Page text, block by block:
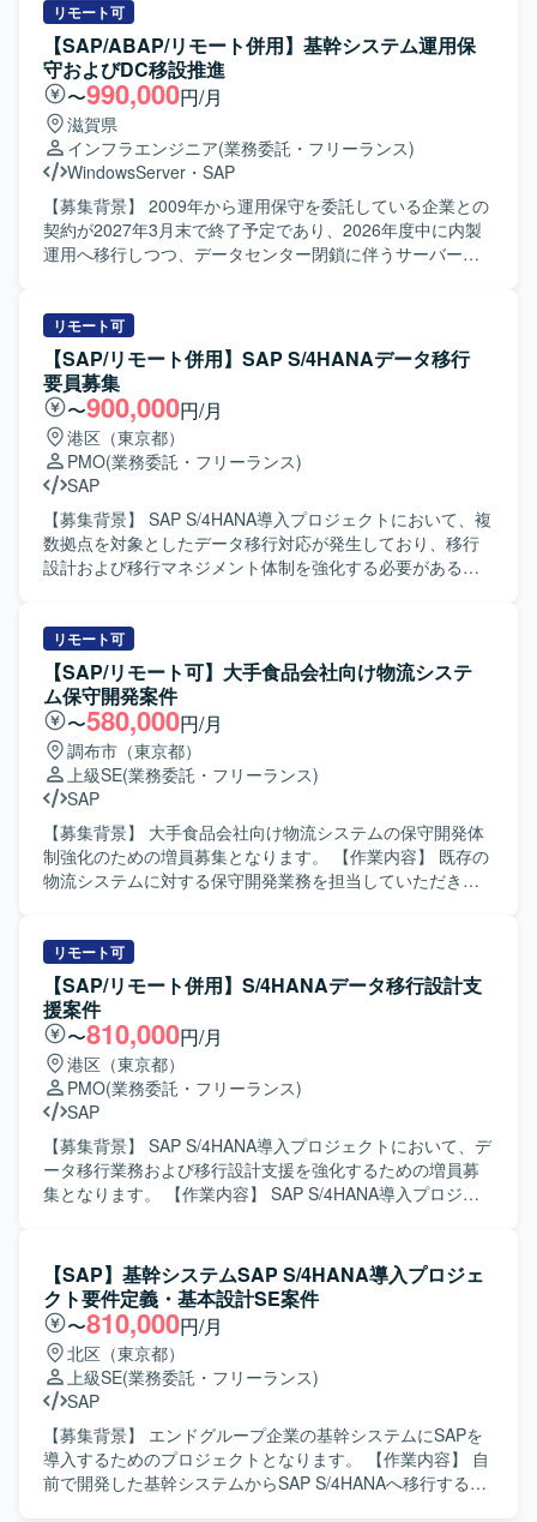
リモート可
【SAP/ABAP/リモート併用】基幹システム運用保
守およびDC移設推進
〜990,000円/月
滋賀県
インフラエンジニア(業務委託・フリーランス)
WindowsServer ・ SAP
【募集背景】 2009年から運用保守を委託している企業との
契約が2027年3月末で終了予定であり、2026年度中に内製
運用へ移行しつつ、データセンター閉鎖に伴うサーバー移
ッショナルを増員募集しております。 【作業内容】 現行の
基幹システム（SAP ECC6.0）および周辺システム群の運用
保守をご担当いただきます。具体的には、IDや権限管理、
パラメータやマスタ設定、組織改編対応などのSAP運用保
守、Tivoliを用いたジョブ管理や異常時のリラン・リカバリ
対応、障害発生時の原因切り分け・分析・恒久および暫定
対策の実施、SAPリモート保守に関する運用サポート、定
期バックアップや容量管理などを行っていただきます。ま
た、SVF、Anytran、HULFT、VBなどの周辺連携ツールの
設定やエラー対応、給与・賞与連携や社外伝送などの連携
不具合のトラブルシュートもご担当いただきます。さら
などインフラ移行対応も実施していただきます。 【求める
人物像】 基幹システムの安定稼働を意識しながら、インフ
ラとアプリケーションの両面から主体的に課題を発見し、
関係者と協調して改善を推進いただける方を求めておりま
す。運用保守業務における責任感が強く、障害対応や移行
プロジェクトにおいても粘り強くやり切る姿勢をお持ちの
方にマッチします。 【ポジションの魅力】 長期的に運用さ
れている基幹システムの運用保守と、サーバー移設という
大規模なインフラ移行プロジェクトの両方に関わることが
でき、BasisやABAPに加えてインフラ設計・移行のスキル
も磨いていただけます。内製運用への移行フェーズに参画
です。 【開発環境】 ERPはSAP ECC6.0を中心とした環境
で、ABAPやWindowsコマンド、Excelマクロなどを利用し
ております。ミドルウェアやツールとしてSVF、Anytran、
HULFT、VB、Tivoli(TWS/TMR)などを使用しており、OSは
Windows系環境となっております。
リモート可
【SAP/リモート併用】SAP S/4HANAデータ移行
要員募集
〜900,000円/月
港区（東京都）
PMO(業務委託・フリーランス)
SAP
【募集背景】 SAP S/4HANA導入プロジェクトにおいて、複
数拠点を対象としたデータ移行対応が発生しており、移行
設計および移行マネジメント体制を強化する必要があるた
していただきます。具体的には、データ移行の全体計画に
基づく進捗管理、各拠点担当者との調整、課題・リスクの
洗い出しと整理、移行方針や移行設計内容の理解と関係者
への説明、移行に関する各種マネジメント業務などをご担
当いただきます。また、状況に応じて移行計画や手順書作
成などのドキュメント作成支援も行っていただきます。
【求める人物像】 SAPデータ移行の経験を活かしつつ、関
係者と円滑にコミュニケーションを取りながら、進捗や課
題を主体的に管理いただける方を求めています。複数拠
点・多くのステークホルダーが関わる環境の中で、状況を
整理しながら粘り強く調整を進められる方にマッチするポ
核メンバーとして参画いただけるポジションです。複数拠
点を巻き込んだ移行マネジメントを経験することで、SAP
移行における上流設計およびマネジメントスキルを高める
ことができます。 【開発環境】 SAP S/4HANA環境下での
データ移行プロジェクトとなります。移行ツールや各種ド
キュメント類を用いながら、標準手法に基づいた移行設
計・移行管理を行っていただきます。
リモート可
【SAP/リモート可】大手食品会社向け物流システ
ム保守開発案件
〜580,000円/月
調布市（東京都）
上級SE(業務委託・フリーランス)
SAP
【募集背景】 大手食品会社向け物流システムの保守開発体
制強化のための増員募集となります。 【作業内容】 既存の
物流システムに対する保守開発業務を担当していただきま
を実施いたします。ユーザとの調整やベンダーコントロー
ルを行いながら、システムの安定稼働と改善を進めていた
だきます。 【求める人物像】 コミュニケーションを取りな
がらユーザやベンダーと円滑に調整ができる方を求めてお
ります。長期的な参画を前提に、業務を通じてSAPをはじ
めとした新しい技術習得に前向きに取り組んでいただける
方が望ましいです。 【ポジションの魅力】 大手企業向け物
流システムの保守開発に携わることで、業務知見とシステ
ム運用・改善の両面で経験を積むことができます。外部シ
ステムとのデータ連携やユーザ調整など、上流から下流ま
で幅広い工程に関わることでスキルの幅を広げていただけ
境は別途お打ち合わせ時に共有させていただきます。
リモート可
【SAP/リモート併用】S/4HANAデータ移行設計支
援案件
〜810,000円/月
港区（東京都）
PMO(業務委託・フリーランス)
SAP
【募集背景】 SAP S/4HANA導入プロジェクトにおいて、デ
ータ移行業務および移行設計支援を強化するための増員募
集となります。 【作業内容】 SAP S/4HANA導入プロジェ
だきます。具体的には、データ移行の計画に基づく進捗管
理、各拠点との調整、課題管理などのマネジメント業務を
中心に、移行設計に関するレビューや関連ドキュメントの
整備も実施していただきます。 【求める人物像】 多くの関
係者と連携しながら業務を進められるコミュニケーション
力をお持ちの方を求めています。状況に応じて自律的に課
題を抽出し、関係者と協議しながら解決に導ける主体性と
推進力をお持ちの方にマッチするポジションです。 【ポジ
ションの魅力】 大規模なSAP S/4HANA導入プロジェクトに
上流工程から関わることができ、データ移行および移行設
【SAP】基幹システムSAP S/4HANA導入プロジェ
クト要件定義・基本設計SE案件
〜810,000円/月
北区（東京都）
上級SE(業務委託・フリーランス)
SAP
【募集背景】 エンドグループ企業の基幹システムにSAPを
導入するためのプロジェクトとなります。 【作業内容】 自
前で開発した基幹システムからSAP S/4HANAへ移行するに